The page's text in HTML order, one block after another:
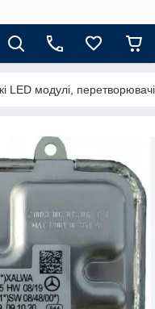
LED модулі,